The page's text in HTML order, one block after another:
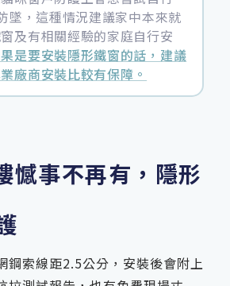
墜，這種情況建議家中本來就
及有相關經驗的家庭自行安
是要安裝隱形鐵窗的話，建議
廠商安裝比較有保障。
憾事不再有，隱形
鋼索線距2.5公分，安裝後會附上